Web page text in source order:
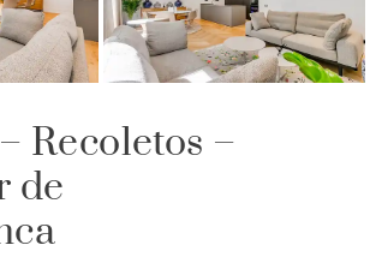
Recoletos –
de